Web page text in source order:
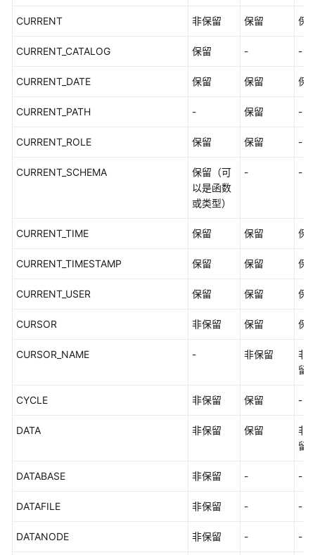
CURRENT 非保留 保留 保
CURRENT_CATALOG 保留 - -
CURRENT_DATE 保留 保留 保
CURRENT_PATH - 保留 -
CURRENT_ROLE 保留 保留 -
CURRENT_SCHEMA
保留（可
以是函数
或类型）
- -
CURRENT_TIME 保留 保留 保
CURRENT_TIMESTAMP 保留 保留 保
CURRENT_USER 保留 保留 保
CURSOR 非保留 保留 保
CURSOR_NAME - 非保留
非
留
CYCLE 非保留 保留 -
DATA 非保留 保留
非
留
DATABASE 非保留 - -
DATAFILE 非保留 - -
DATANODE 非保留 - -